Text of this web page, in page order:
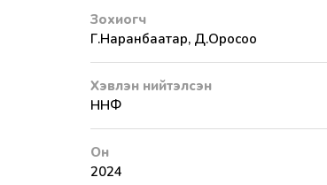
Зохиогч
Г.Наранбаатар, Д.Оросоо
Хэвлэн нийтэлсэн
ННФ
Он
2024